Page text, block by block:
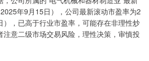
年9月15日），公司最新滚动市盈率为2
，已高于行业市盈率，可能存在非理性炒
注意二级市场交易风险，理性决策，审慎投